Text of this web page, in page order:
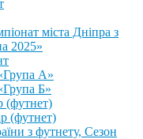
міста Дніпра з
2025»
А»
Б»
(футнет)
(футнет)
з футнету, Сезон